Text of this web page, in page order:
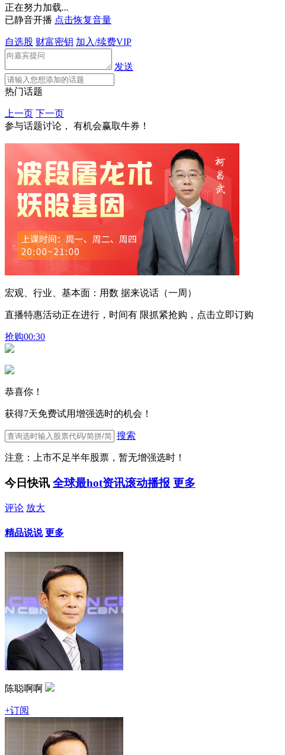
正在努力加载...
已静音开播 点击恢复音量
自选股 财富密钥 加入/续费VIP
发送
热门话题
上一页 下一页
参与话题讨论， 有机会赢取牛券！
宏观、行业、基本面：用数 据来说话（一周）
直播特惠活动正在进行，时间有 限抓紧抢购，点击立即订购
抢购00:30
恭喜你！
获得7天免费试用增强选时的机会！
搜索
注意：上市不足半年股票，暂无增强选时！
今日快讯 全球最hot资讯滚动播报 更多
评论 放大
精品说说 更多
陈聪啊啊
+订阅